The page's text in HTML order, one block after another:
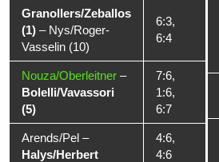
Granollers/Zeballos
(1) – Nys/Roger-
Vasselin (10)
6:3,
6:4
Nouza/Oberleitner –
Bolelli/Vavassori
(5)
7:6,
1:6,
6:7
Arends/Pel –
Halys/Herbert
4:6,
4:6